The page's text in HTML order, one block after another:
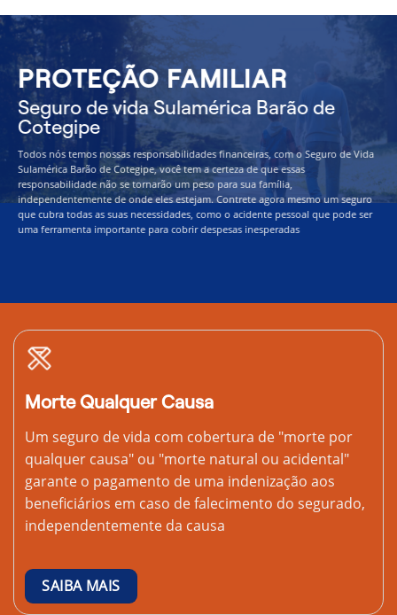
PROTEÇÃO FAMILIAR
Seguro de vida Sulamérica Barão de
Cotegipe
Todos nós temos nossas responsabilidades financeiras, com o Seguro de Vida
Sulamérica Barão de Cotegipe, você tem a certeza de que essas
responsabilidade não se tornarão um peso para sua família,
independentemente de onde eles estejam. Contrete agora mesmo um seguro
que cubra todas as suas necessidades, como o acidente pessoal que pode ser
uma ferramenta importante para cobrir despesas inesperadas
Morte Qualquer Causa
Um seguro de vida com cobertura de "morte por
qualquer causa" ou "morte natural ou acidental"
garante o pagamento de uma indenização aos
beneficiários em caso de falecimento do segurado,
independentemente da causa
SAIBA MAIS